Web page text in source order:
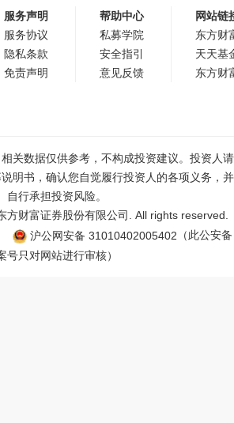
服务声明
服务协议
隐私条款
免责声明
帮助中心
私募学院
安全指引
意见反馈
网站链
东方财
天天基
东方财
关数据仅供参考，不构成投资建议。投资人请
明书，确认您自觉履行投资人的各项义务，并
自行承担投资风险。
方财富证券股份有限公司. All rights reserved.
沪公网安备 31010402005402 （此公安备
号只对网站进行审核）